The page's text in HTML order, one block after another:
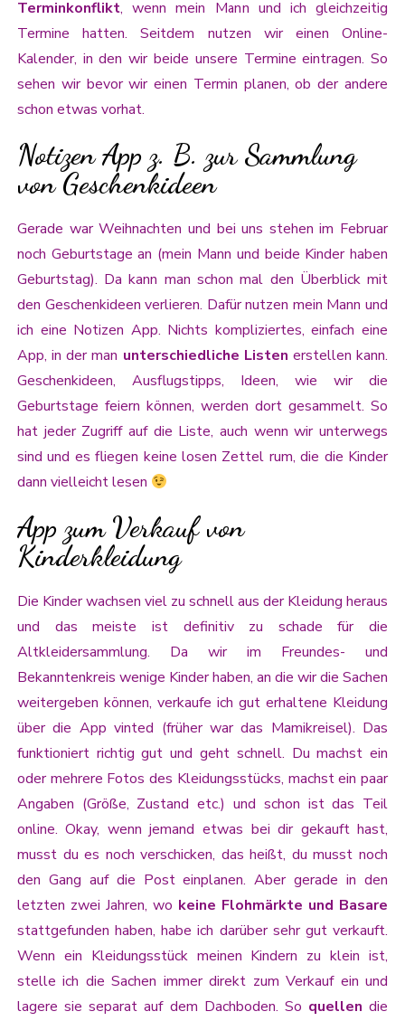
Terminkonflikt, wenn mein Mann und ich gleichzeitig
Termine hatten. Seitdem nutzen wir einen Online-
Kalender, in den wir beide unsere Termine eintragen. So
sehen wir bevor wir einen Termin planen, ob der andere
schon etwas vorhat.
Notizen App z. B. zur Sammlung
von Geschenkideen
Gerade war Weihnachten und bei uns stehen im Februar
noch Geburtstage an (mein Mann und beide Kinder haben
Geburtstag). Da kann man schon mal den Überblick mit
den Geschenkideen verlieren. Dafür nutzen mein Mann und
ich eine Notizen App. Nichts kompliziertes, einfach eine
App, in der man unterschiedliche Listen erstellen kann.
Geschenkideen, Ausflugstipps, Ideen, wie wir die
Geburtstage feiern können, werden dort gesammelt. So
hat jeder Zugriff auf die Liste, auch wenn wir unterwegs
sind und es fliegen keine losen Zettel rum, die die Kinder
dann vielleicht lesen
App zum Verkauf von
Kinderkleidung
Die Kinder wachsen viel zu schnell aus der Kleidung heraus
und das meiste ist definitiv zu schade für die
Altkleidersammlung. Da wir im Freundes- und
Bekanntenkreis wenige Kinder haben, an die wir die Sachen
weitergeben können, verkaufe ich gut erhaltene Kleidung
über die App vinted (früher war das Mamikreisel). Das
funktioniert richtig gut und geht schnell. Du machst ein
oder mehrere Fotos des Kleidungsstücks, machst ein paar
Angaben (Größe, Zustand etc.) und schon ist das Teil
online. Okay, wenn jemand etwas bei dir gekauft hast,
musst du es noch verschicken, das heißt, du musst noch
den Gang auf die Post einplanen. Aber gerade in den
letzten zwei Jahren, wo keine Flohmärkte und Basare
stattgefunden haben, habe ich darüber sehr gut verkauft.
Wenn ein Kleidungsstück meinen Kindern zu klein ist,
stelle ich die Sachen immer direkt zum Verkauf ein und
lagere sie separat auf dem Dachboden. So quellen die